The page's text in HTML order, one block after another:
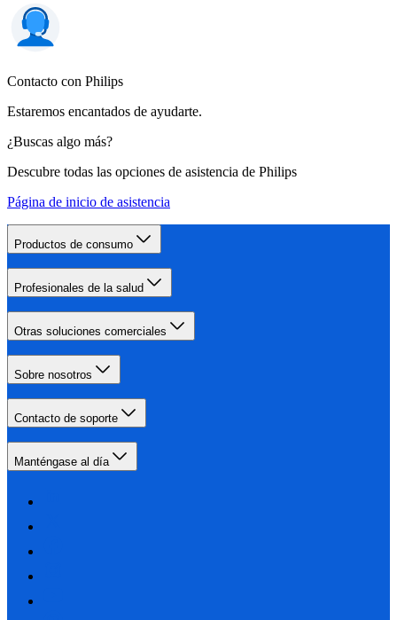
Contacto con Philips
Estaremos encantados de ayudarte.
¿Buscas algo más?
Descubre todas las opciones de asistencia de Philips
Página de inicio de asistencia
Productos de consumo
Profesionales de la salud
Otras soluciones comerciales
Sobre nosotros
Contacto de soporte
Manténgase al día